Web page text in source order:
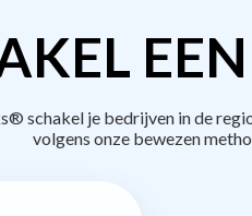
schakel je bedrijven in de
volgens onze bewezen